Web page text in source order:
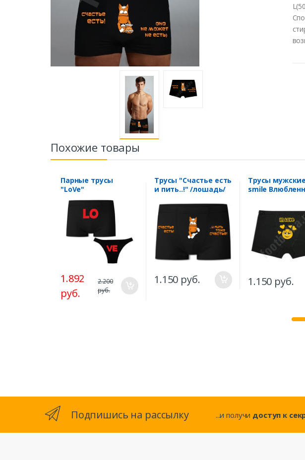
Похожие товары
Парные трусы
"LoVe"
1.892
руб.
2.200
руб.
Трусы "Счастье есть
и пить..!" /лошадь/
1.150 руб.
Трусы мужские
smile
1.150 руб.
Подпишись на рассылку ...и получи доступ к